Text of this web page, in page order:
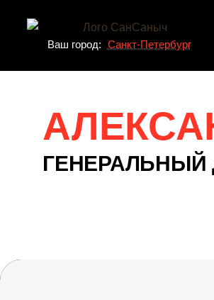
Ваш город: Санкт-Петербург
ГЕНЕРАЛЬНЫЙ